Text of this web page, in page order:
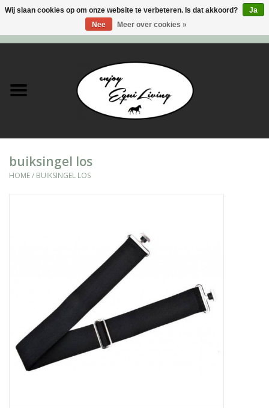
Stal en meer
Ruiter
buiksingel los
HOME/ BUIKSINGEL LOS
Wij slaan cookies op om onze website te verbeteren. Is dat akkoord?
Ja
Nee
Meer over cookies »